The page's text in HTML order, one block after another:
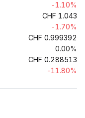
-1.10%
CHF 1.043
-1.70%
CHF 0.999392
0.00%
CHF 0.288513
-11.80%